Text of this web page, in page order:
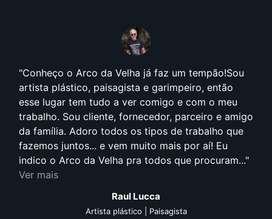
Conheço o Arco da Velha já faz um tempão!Sou
artista plástico, paisagista e garimpeiro, então
esse lugar tem tudo a ver comigo e com o meu
trabalho. Sou cliente, fornecedor, parceiro e amigo
da família. Adoro todos os tipos de trabalho que
fazemos juntos... e vem muito mais por aí! Eu
indico o Arco da Velha pra todos que procuram...
Ver mais
Raul Lucca
Artista plástico | Paisagista